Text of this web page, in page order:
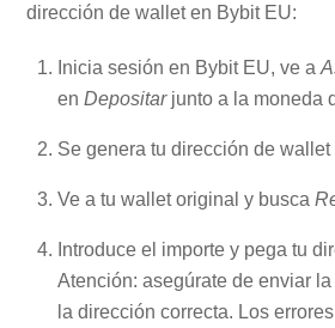
dirección de wallet en Bybit EU:
Inicia sesión en Bybit EU, ve a
en Depositarjunto a la moneda
Se genera tu dirección de wallet
Ve a tu wallet original y busca
Introduce el importe y pega tu
Atención: asegúrate de enviar
la dirección correcta. Los